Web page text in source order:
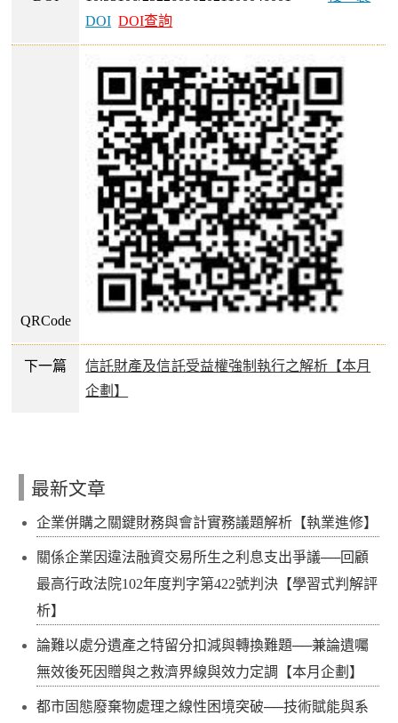
DOI DOI查詢
QRCode
下一篇
信託財產及信託受益權強制執行之解析【本月
企劃】
最新文章
企業併購之關鍵財務與會計實務議題解析【執業進修】
關係企業因違法融資交易所生之利息支出爭議──回顧
最高行政法院102年度判字第422號判決【學習式判解評
析】
論難以處分遺產之特留分扣減與轉換難題──兼論遺囑
無效後死因贈與之救濟界線與效力定調【本月企劃】
都市固態廢棄物處理之線性困境突破──技術賦能與系